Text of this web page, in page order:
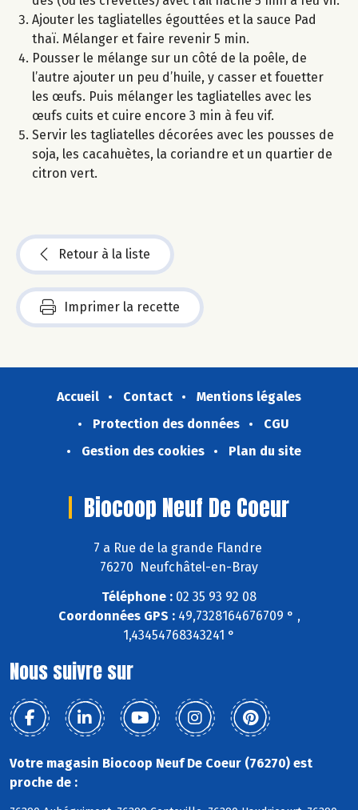
Ajouter les tagliatelles égouttées et la sauce Pad
thaï. Mélanger et faire revenir 5 min.
Pousser le mélange sur un côté de la poêle, de
l’autre ajouter un peu d’huile, y casser et fouetter
les œufs. Puis mélanger les tagliatelles avec les
œufs cuits et cuire encore 3 min à feu vif.
Servir les tagliatelles décorées avec les pousses de
soja, les cacahuètes, la coriandre et un quartier de
citron vert.
Retour à la liste
Imprimer la recette
Accueil Contact
Mentions légales
Protection des données
CGU
Gestion des cookies
Plan du site
Biocoop Neuf De Coeur
7 a Rue de la grande Flandre
76270 Neufchâtel-en-Bray
Téléphone : 02 35 93 92 08
Coordonnées GPS :49,7328164676709 ° ,
1,43454768343241 °
Nous suivre sur
Votre magasin Biocoop Neuf De Coeur (76270) est
proche de :